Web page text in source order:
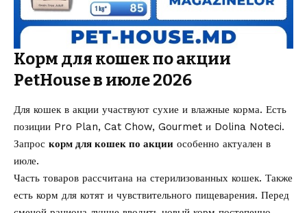
Корм для кошек по акции
PetHouse в июле 2026
Для кошек в акции участвуют сухие и влажные корма. Есть
позиции Pro Plan, Cat Chow, Gourmet и Dolina Noteci.
Запрос корм для кошек по акции особенно актуален в
июле.
Часть товаров рассчитана на стерилизованных кошек. Также
есть корм для котят и чувствительного пищеварения. Перед